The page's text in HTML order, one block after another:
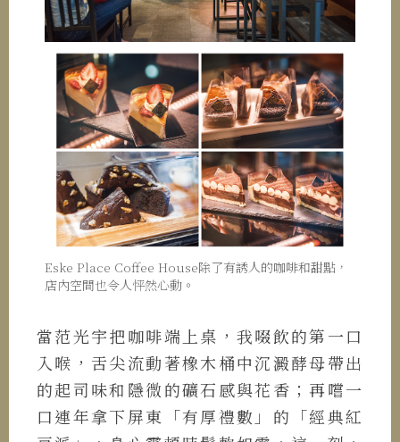
Eske Place Coffee House除了有誘人的咖啡和甜點，
店內空間也令人怦然心動。
當范光宇把咖啡端上桌，我啜飲的第一口
入喉，舌尖流動著橡木桶中沉澱酵母帶出
的起司味和隱微的礦石感與花香；再嚐一
口連年拿下屏東「有厚禮數」的「經典紅